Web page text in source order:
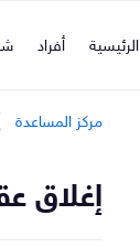
الرئيسية أفراد
مركز المساعدة
إغلاق